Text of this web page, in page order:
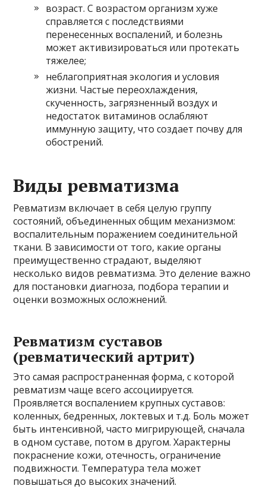
возраст. С возрастом организм хуже
справляется с последствиями
перенесенных воспалений, и болезнь
может активизироваться или протекать
тяжелее;
неблагоприятная экология и условия
жизни. Частые переохлаждения,
скученность, загрязненный воздух и
недостаток витаминов ослабляют
иммунную защиту, что создает почву для
обострений.
Виды ревматизма
Ревматизм включает в себя целую группу
состояний, объединенных общим механизмом:
воспалительным поражением соединительной
ткани. В зависимости от того, какие органы
преимущественно страдают, выделяют
несколько видов ревматизма. Это деление важно
для постановки диагноза, подбора терапии и
оценки возможных осложнений.
Ревматизм суставов
(ревматический артрит)
Это самая распространенная форма, с которой
ревматизм чаще всего ассоциируется.
Проявляется воспалением крупных суставов:
коленных, бедренных, локтевых и т.д. Боль может
быть интенсивной, часто мигрирующей, сначала
в одном суставе, потом в другом. Характерны
покраснение кожи, отечность, ограничение
подвижности. Температура тела может
повышаться до высоких значений.